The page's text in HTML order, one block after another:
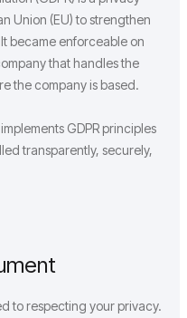
Union (EU) to strengthen
became enforceable on
that handles the
the company is based.
GDPR principles
transparently, securely,
to respecting your privacy.